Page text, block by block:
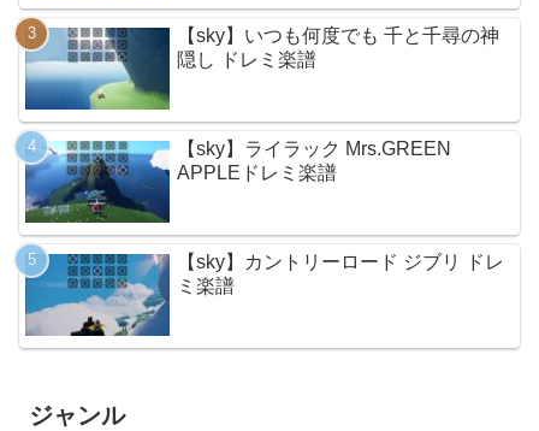
【sky】いつも何度でも 千と千尋の神
隠し ドレミ楽譜
【sky】ライラック Mrs.GREEN
APPLEドレミ楽譜
【sky】カントリーロード ジブリ ドレ
ミ楽譜
ジャンル